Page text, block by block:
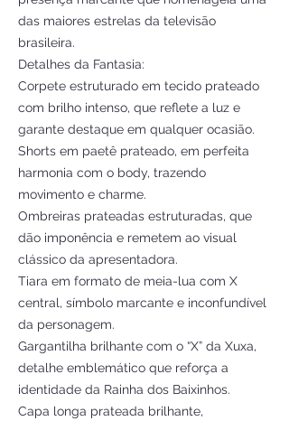
das maiores estrelas da televisão
brasileira.
Detalhes da Fantasia:
Corpete estruturado em tecido prateado
com brilho intenso, que reflete a luz e
garante destaque em qualquer ocasião.
Shorts em paetê prateado, em perfeita
harmonia com o body, trazendo
movimento e charme.
Ombreiras prateadas estruturadas, que
dão imponência e remetem ao visual
clássico da apresentadora.
Tiara em formato de meia-lua com X
central, símbolo marcante e inconfundível
da personagem.
Gargantilha brilhante com o “X” da Xuxa,
detalhe emblemático que reforça a
identidade da Rainha dos Baixinhos.
Capa longa prateada brilhante,